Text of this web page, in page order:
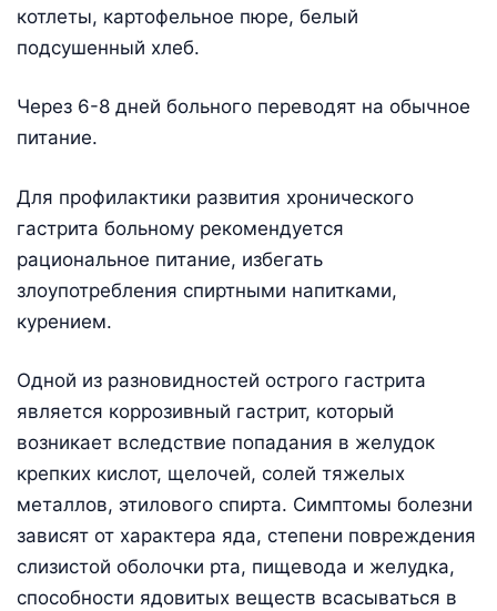
котлеты, картофельное пюре, белый
подсушенный хлеб.
Через 6-8 дней больного переводят на обычное
питание.
Для профилактики развития хронического
гастрита больному рекомендуется
рациональное питание, избегать
злоупотребления спиртными напитками,
курением.
Одной из разновидностей острого гастрита
является коррозивный гастрит, который
возникает вследствие попадания в желудок
крепких кислот, щелочей, солей тяжелых
металлов, этилового спирта. Симптомы болезни
зависят от характера яда, степени повреждения
слизистой оболочки рта, пищевода и желудка,
способности ядовитых веществ всасываться в